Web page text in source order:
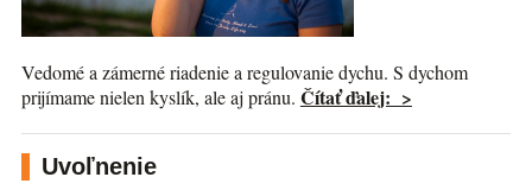
Vedomé a zámerné riadenie a regulovanie dychu. S dychom
prijímame nielen kyslík, ale aj pránu. Čítať ďalej: >
Uvoľnenie